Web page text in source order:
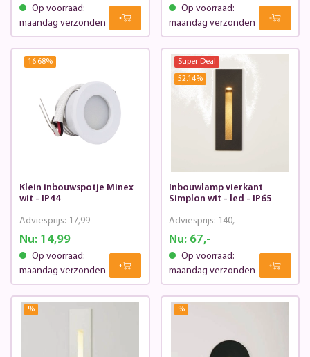
Op voorraad:
maandag verzonden
Op voorraad:
maandag verzonden
16.68%
Klein inbouwspotje Minex
wit - IP44
Nu:14,99
Adviesprijs: 17,99
Op voorraad:
maandag verzonden
Super Deal
52.14%
Inbouwlamp vierkant
Simplon wit - led - IP65
Nu: 67,-
Adviesprijs: 140,-
Op voorraad:
maandag verzonden
% %